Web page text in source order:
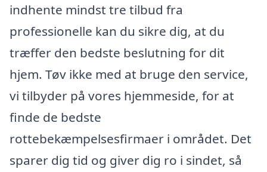
indhente mindst tre tilbud fra
professionelle kan du sikre dig, at du
træffer den bedste beslutning for dit
hjem. Tøv ikke med at bruge den service,
vi tilbyder på vores hjemmeside, for at
finde de bedste
rottebekæmpelsesfirmaer i området. Det
sparer dig tid og giver dig ro i sindet, så